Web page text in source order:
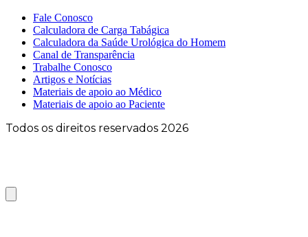
Fale Conosco
Calculadora de Carga Tabágica
Calculadora da Saúde Urológica do Homem
Canal de Transparência
Trabalhe Conosco
Artigos e Notícias
Materiais de apoio ao Médico
Materiais de apoio ao Paciente
Todos os direitos reservados 2026